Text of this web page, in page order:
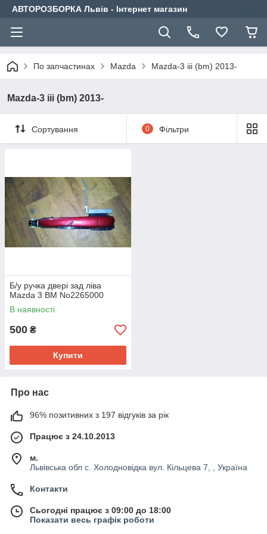
АВТОРОЗБОРКА Львів - Інтернет магазин
По запчастинах Mazda Mazda-3 iii (bm) 2013-
Mazda-3 iii (bm) 2013-
Сортування 0 Фільтри
Б/у ручка двері зад ліва
Mazda 3 BM No2265000
В наявності
500 ₴
Купити
Про нас
96% позитивних з 197 відгуків за рік
Працює з 24.10.2013
м.
Львівська обл с. Холодновідка вул. Кільцева 7, , Україна
Контакти
Сьогодні працює з 09:00 до 18:00
Показати весь графік роботи